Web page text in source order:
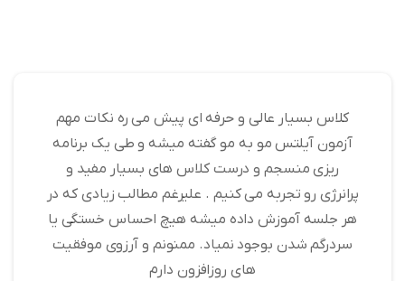
کلاس بسیار عالی و حرفه ای پیش می ره نکات مهم
آزمون آیلتس مو به مو گفته میشه و طی یک برنامه
ریزی منسجم و درست کلاس های بسیار مفید و
پرانرژی رو تجربه می کنیم . علیرغم مطالب زیادی که در
هر جلسه آموزش داده میشه هیچ احساس خستگی یا
سردرگم شدن بوجود نمیاد. ممنونم و آرزوی موفقیت
های روزافزون دارم